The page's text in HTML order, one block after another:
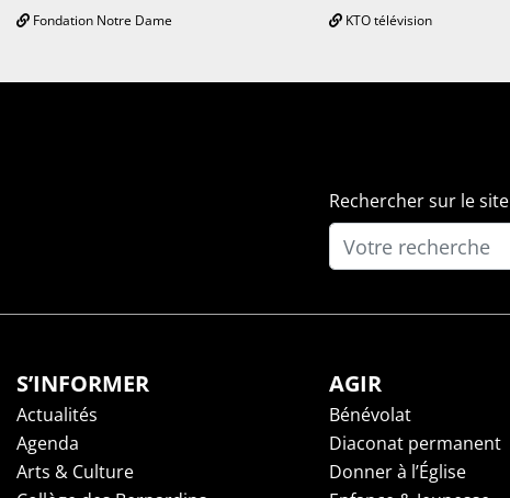
Fondation Notre Dame
KTO télévision
Rechercher sur le site
S’INFORMER
Actualités
Agenda
Arts & Culture
AGIR
Bénévolat
Diaconat permanent
Donner à l’Église